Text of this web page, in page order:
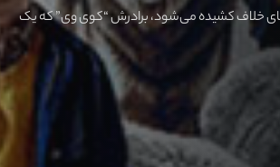
خلاف کشیده می‌شود، برادرش “کوی وی” که یک